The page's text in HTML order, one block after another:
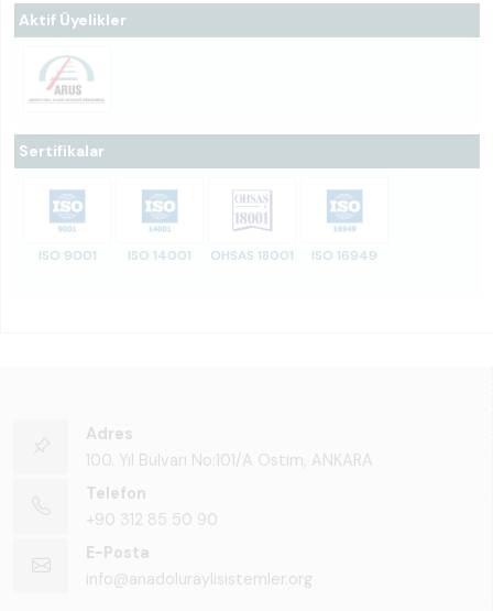
Aktif Üyelikler
Sertifikalar
ISO 9001 ISO 14001 OHSAS 18001 ISO 16949
Adres
100. Yıl Bulvarı No:101/A Ostim, ANKARA
Telefon
+90 312 85 50 90
E-Posta
info@anadoluraylisistemler.org